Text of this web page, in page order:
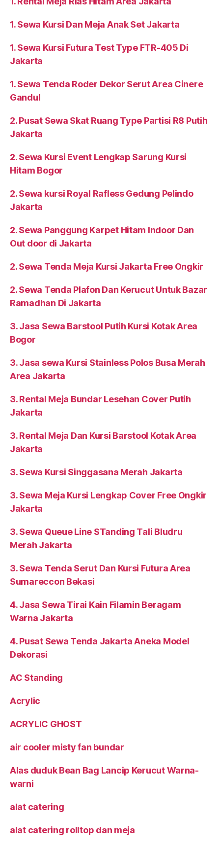
1. Sewa Kursi Dan Meja Anak Set Jakarta
1. Sewa Kursi Futura Test Type FTR-405 Di
Jakarta
1. Sewa Tenda Roder Dekor Serut Area Cinere
Gandul
2. Pusat Sewa Skat Ruang Type Partisi R8 Putih
Jakarta
2. Sewa Kursi Event Lengkap Sarung Kursi
Hitam Bogor
2. Sewa kursi Royal Rafless Gedung Pelindo
Jakarta
2. Sewa Panggung Karpet Hitam Indoor Dan
Out door di Jakarta
2. Sewa Tenda Meja Kursi Jakarta Free Ongkir
2. Sewa Tenda Plafon Dan Kerucut Untuk Bazar
Ramadhan Di Jakarta
3. Jasa Sewa Barstool Putih Kursi Kotak Area
Bogor
3. Jasa sewa Kursi Stainless Polos Busa Merah
Area Jakarta
3. Rental Meja Bundar Lesehan Cover Putih
Jakarta
3. Rental Meja Dan Kursi Barstool Kotak Area
Jakarta
3. Sewa Kursi Singgasana Merah Jakarta
3. Sewa Meja Kursi Lengkap Cover Free Ongkir
Jakarta
3. Sewa Queue Line STanding Tali Bludru
Merah Jakarta
3. Sewa Tenda Serut Dan Kursi Futura Area
Sumareccon Bekasi
4. Jasa Sewa Tirai Kain Filamin Beragam
Warna Jakarta
4. Pusat Sewa Tenda Jakarta Aneka Model
Dekorasi
AC Standing
Acrylic
ACRYLIC GHOST
air cooler misty fan bundar
Alas duduk Bean Bag Lancip Kerucut Warna-
warni
alat catering
alat catering rolltop dan meja